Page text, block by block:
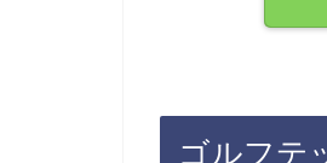
ゴルフテ